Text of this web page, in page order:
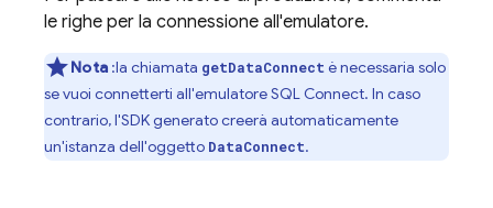
le righe per la connessione all'emulatore.
Nota :la chiamata getDataConnect è necessaria solo
se vuoi connetterti all'emulatoreSQL Connect. In caso
contrario, l'SDK generato creerà automaticamente
un'istanza dell'oggetto DataConnect.